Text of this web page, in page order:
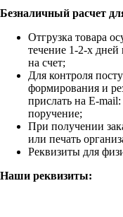
Безналичный расчет
Отгрузка товара
течение 1-2-х
на счет;
Для контроля
формирования и
прислать на E-
поручение;
При получении
или печать
Реквизиты для
Наши реквизиты: